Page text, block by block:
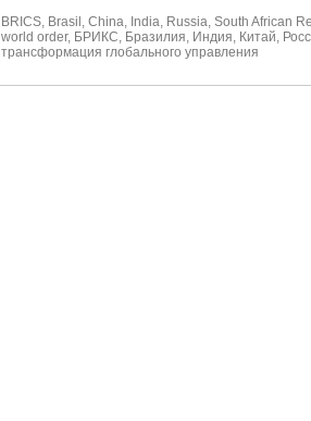
BRICS Brasil China India Russia South African
world order, БРИКС Бразилия Индия Китай
трансформация глобального управления